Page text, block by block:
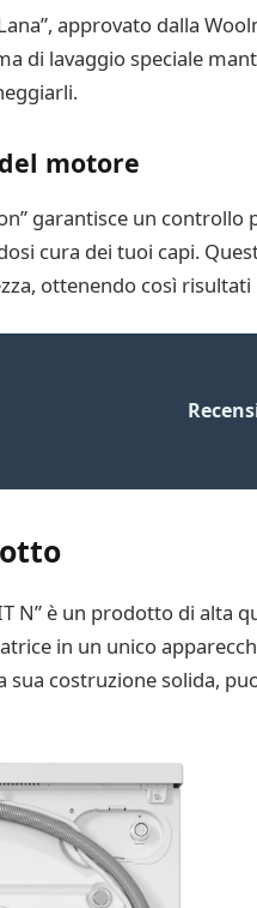
approvato dalla
di lavaggio speciale
motore
garantisce un
cura dei tuoi capi.
ottenendo così risultati
N” è un prodotto di
in un unico
sua costruzione solida,